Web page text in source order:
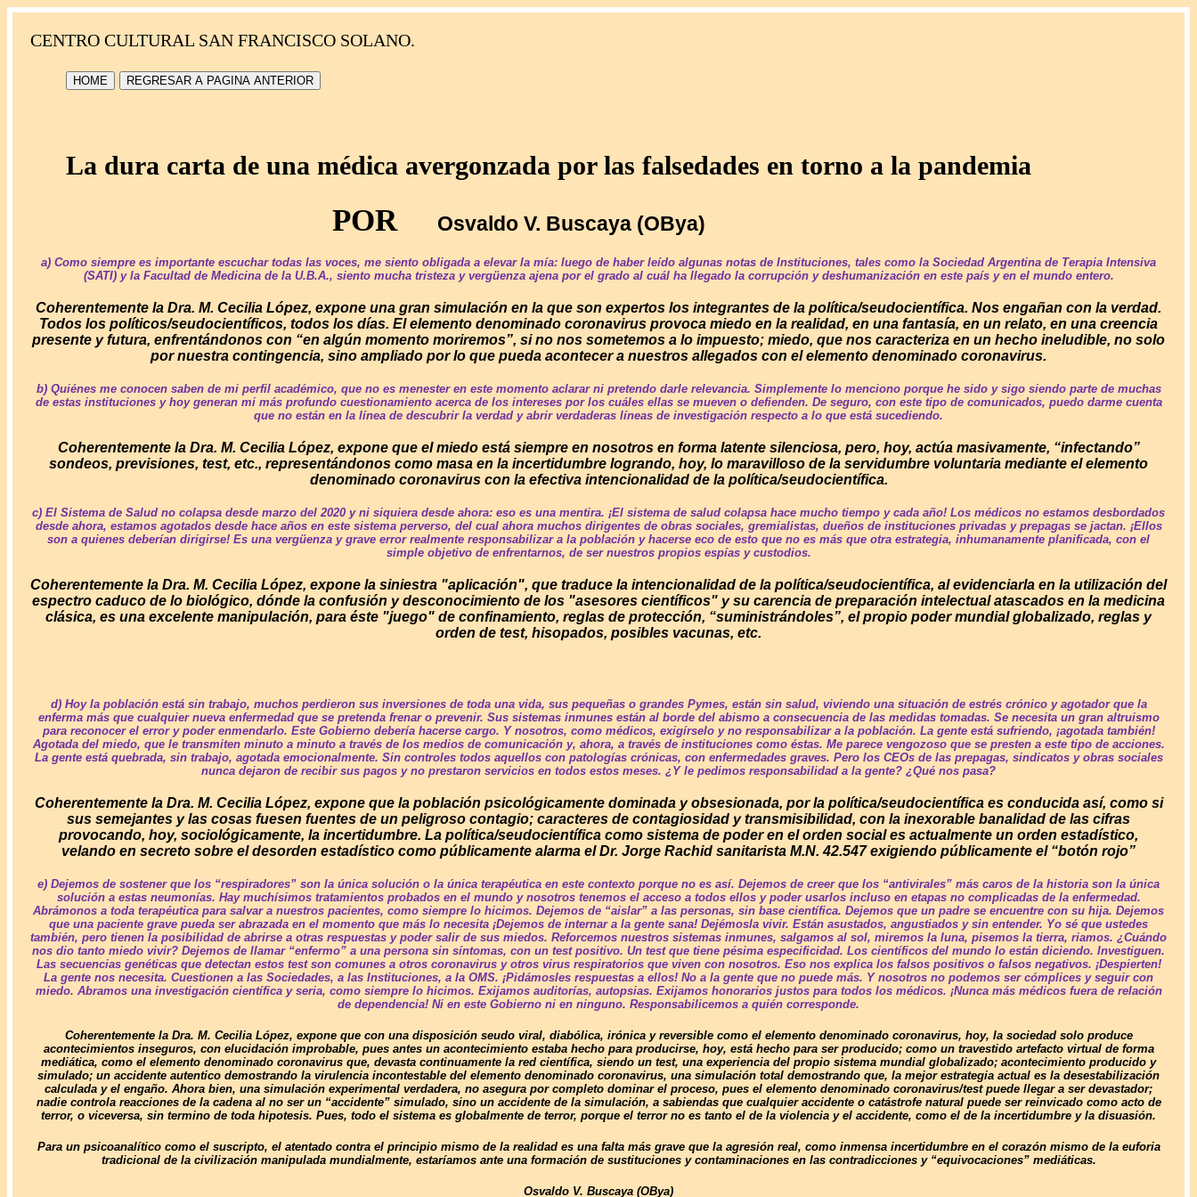
CENTRO CULTURAL SAN FRANCISCO SOLANO.
HOME REGRESAR A PAGINA ANTERIOR
La dura carta de una médica avergonzada por las falsedades en torno a la pandemia
POR Osvaldo V. Buscaya (OBya)
a) Como siempre es importante escuchar todas las voces, me siento obligada a elevar la mía: luego de haber leído algunas notas de Instituciones, tales como la Sociedad Argentina de Terapia Intensiva
(SATI) y la Facultad de Medicina de la U.B.A., siento mucha tristeza y vergüenza ajena por el grado al cuál ha llegado la corrupción y deshumanización en este país y en el mundo entero.
Coherentemente la Dra. M. Cecilia López, expone una gran simulación en la que son expertos los integrantes de la política/seudocientífica. Nos engañan con la verdad.
Todos los políticos/seudocientíficos, todos los días. El elemento denominado coronavirus provoca miedo en la realidad, en una fantasía, en un relato, en una creencia
presente y futura, enfrentándonos con “en algún momento moriremos”, si no nos sometemos a lo impuesto; miedo, que nos caracteriza en un hecho ineludible, no solo
por nuestra contingencia, sino ampliado por lo que pueda acontecer a nuestros allegados con el elemento denominado coronavirus.
b) Quiénes me conocen saben de mi perfil académico, que no es menester en este momento aclarar ni pretendo darle relevancia. Simplemente lo menciono porque he sido y sigo siendo parte de muchas
de estas instituciones y hoy generan mi más profundo cuestionamiento acerca de los intereses por los cuáles ellas se mueven o defienden. De seguro, con este tipo de comunicados, puedo darme cuenta
que no están en la línea de descubrir la verdad y abrir verdaderas líneas de investigación respecto a lo que está sucediendo.
Coherentemente la Dra. M. Cecilia López, expone que el miedo está siempre en nosotros en forma latente silenciosa, pero, hoy, actúa masivamente, “infectando”
sondeos, previsiones, test, etc., representándonos como masa en la incertidumbre logrando, hoy, lo maravilloso de la servidumbre voluntaria mediante el elemento
denominado coronavirus con la efectiva intencionalidad de la política/seudocientífica.
c) El Sistema de Salud no colapsa desde marzo del 2020 y ni siquiera desde ahora: eso es una mentira. ¡El sistema de salud colapsa hace mucho tiempo y cada año! Los médicos no estamos desbordados
desde ahora, estamos agotados desde hace años en este sistema perverso, del cual ahora muchos dirigentes de obras sociales, gremialistas, dueños de instituciones privadas y prepagas se jactan. ¡Ellos
son a quienes deberían dirigirse! Es una vergüenza y grave error realmente responsabilizar a la población y hacerse eco de esto que no es más que otra estrategia, inhumanamente planificada, con el
simple objetivo de enfrentarnos, de ser nuestros propios espías y custodios.
Coherentemente la Dra. M. Cecilia López, expone la siniestra "aplicación", que traduce la intencionalidad de la política/seudocientífica, al evidenciarla en la utilización del
espectro caduco de lo biológico, dónde la confusión y desconocimiento de los "asesores científicos" y su carencia de preparación intelectual atascados en la medicina
clásica, es una excelente manipulación, para éste "juego" de confinamiento, reglas de protección, “suministrándoles”, el propio poder mundial globalizado, reglas y
orden de test, hisopados, posibles vacunas, etc.
d) Hoy la población está sin trabajo, muchos perdieron sus inversiones de toda una vida, sus pequeñas o grandes Pymes, están sin salud, viviendo una situación de estrés crónico y agotador que la
enferma más que cualquier nueva enfermedad que se pretenda frenar o prevenir. Sus sistemas inmunes están al borde del abismo a consecuencia de las medidas tomadas. Se necesita un gran altruismo
para reconocer el error y poder enmendarlo. Este Gobierno debería hacerse cargo. Y nosotros, como médicos, exigírselo y no responsabilizar a la población. La gente está sufriendo, ¡agotada también!
Agotada del miedo, que le transmiten minuto a minuto a través de los medios de comunicación y, ahora, a través de instituciones como éstas. Me parece vengozoso que se presten a este tipo de acciones.
La gente está quebrada, sin trabajo, agotada emocionalmente. Sin controles todos aquellos con patologías crónicas, con enfermedades graves. Pero los CEOs de las prepagas, sindicatos y obras sociales
nunca dejaron de recibir sus pagos y no prestaron servicios en todos estos meses. ¿Y le pedimos responsabilidad a la gente? ¿Qué nos pasa?
Coherentemente la Dra. M. Cecilia López, expone que la población psicológicamente dominada y obsesionada, por la política/seudocientífica es conducida así, como si
sus semejantes y las cosas fuesen fuentes de un peligroso contagio; caracteres de contagiosidad y transmisibilidad, con la inexorable banalidad de las cifras
provocando, hoy, sociológicamente, la incertidumbre. La política/seudocientífica como sistema de poder en el orden social es actualmente un orden estadístico,
velando en secreto sobre el desorden estadístico como públicamente alarma el Dr. Jorge Rachid sanitarista M.N. 42.547 exigiendo públicamente el “botón rojo”
e) Dejemos de sostener que los “respiradores” son la única solución o la única terapéutica en este contexto porque no es así. Dejemos de creer que los “antivirales” más caros de la historia son la única
solución a estas neumonías. Hay muchísimos tratamientos probados en el mundo y nosotros tenemos el acceso a todos ellos y poder usarlos incluso en etapas no complicadas de la enfermedad.
Abrámonos a toda terapéutica para salvar a nuestros pacientes, como siempre lo hicimos. Dejemos de “aislar” a las personas, sin base científica. Dejemos que un padre se encuentre con su hija. Dejemos
que una paciente grave pueda ser abrazada en el momento que más lo necesita ¡Dejemos de internar a la gente sana! Dejémosla vivir. Están asustados, angustiados y sin entender. Yo sé que ustedes
también, pero tienen la posibilidad de abrirse a otras respuestas y poder salir de sus miedos. Reforcemos nuestros sistemas inmunes, salgamos al sol, miremos la luna, pisemos la tierra, riamos. ¿Cuándo
nos dio tanto miedo vivir? Dejemos de llamar “enfermo” a una persona sin síntomas, con un test positivo. Un test que tiene pésima especificidad. Los científicos del mundo lo están diciendo. Investiguen.
Las secuencias genéticas que detectan estos test son comunes a otros coronavirus y otros virus respiratorios que viven con nosotros. Eso nos explica los falsos positivos o falsos negativos. ¡Despierten!
La gente nos necesita. Cuestionen a las Sociedades, a las Instituciones, a la OMS. ¡Pidámosles respuestas a ellos! No a la gente que no puede más. Y nosotros no podemos ser cómplices y seguir con
miedo. Abramos una investigación científica y seria, como siempre lo hicimos. Exijamos auditorías, autopsias. Exijamos honorarios justos para todos los médicos. ¡Nunca más médicos fuera de relación
de dependencia! Ni en este Gobierno ni en ninguno. Responsabilicemos a quién corresponde.
Coherentemente la Dra. M. Cecilia López, expone que con una disposición seudo viral, diabólica, irónica y reversible como el elemento denominado coronavirus, hoy, la sociedad solo produce
acontecimientos inseguros, con elucidación improbable, pues antes un acontecimiento estaba hecho para producirse, hoy, está hecho para ser producido; como un travestido artefacto virtual de forma
mediática, como el elemento denominado coronavirus que, devasta continuamente la red científica, siendo un test, una experiencia del propio sistema mundial globalizado; acontecimiento producido y
simulado; un accidente autentico demostrando la virulencia incontestable del elemento denominado coronavirus, una simulación total demostrando que, la mejor estrategia actual es la desestabilización
calculada y el engaño. Ahora bien, una simulación experimental verdadera, no asegura por completo dominar el proceso, pues el elemento denominado coronavirus/test puede llegar a ser devastador;
nadie controla reacciones de la cadena al no ser un “accidente” simulado, sino un accidente de la simulación, a sabiendas que cualquier accidente o catástrofe natural puede ser reinvicado como acto de
terror, o viceversa, sin termino de toda hipotesis. Pues, todo el sistema es globalmente de terror, porque el terror no es tanto el de la violencia y el accidente, como el de la incertidumbre y la disuasión.
Para un psicoanalítico como el suscripto, el atentado contra el principio mismo de la realidad es una falta más grave que la agresión real, como inmensa incertidumbre en el corazón mismo de la euforia
tradicional de la civilización manipulada mundialmente, estaríamos ante una formación de sustituciones y contaminaciones en las contradicciones y “equivocaciones” mediáticas.
Osvaldo V. Buscaya (OBya)